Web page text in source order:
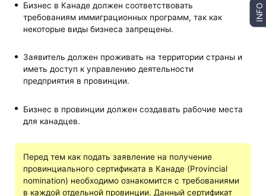
Бизнес в Канаде должен соответствовать
требованиям иммиграционных программ, так как
некоторые виды бизнеса запрещены.
Заявитель должен проживать на территории страны и
иметь доступ к управлению деятельности
предприятия в провинции.
Бизнес в провинции должен создавать рабочие места
для канадцев.
Перед тем как подать заявление на получение
провинциального сертификата в Канаде (Provincial
nomination) необходимо ознакомится с требованиями
в каждой отдельной провинции. Данный сертификат
INFO